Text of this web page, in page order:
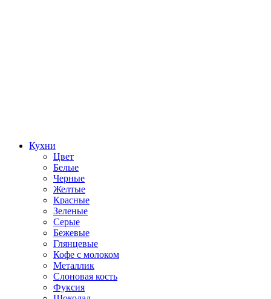
Кухни
Цвет
Белые
Черные
Желтые
Красные
Зеленые
Серые
Бежевые
Глянцевые
Кофе с молоком
Металлик
Слоновая кость
Фуксия